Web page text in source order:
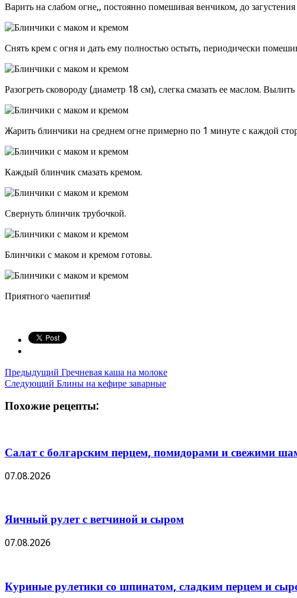
Варить на слабом огне,, постоянно помешивая венчиком, до
Снять крем с огня и дать ему полностью остыть, периодически
Разогреть сковороду (диаметр 18 см), слегка смазать ее маслом.
Жарить блинчики на среднем огне примерно по 1 минуте с каждой
Каждый блинчик смазать кремом.
Свернуть блинчик трубочкой.
Блинчики с маком и кремом готовы.
Приятного чаепития!
Предыдущий Гречневая каша на молоке
Следующий Блины на кефире заварные
Похожие рецепты:
Салат с болгарским перцем, помидорами и свежими
07.08.2026
Яичный рулет с ветчиной и сыром
07.08.2026
Куриные рулетики со шпинатом, сладким перцем и